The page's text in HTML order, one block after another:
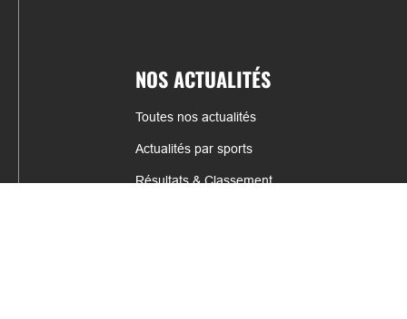
NOS ACTUALITÉS
Toutes nos actualités
Actualités par sports
Résultats & Classement